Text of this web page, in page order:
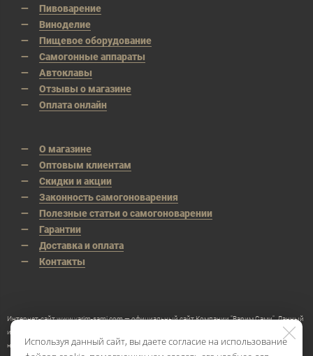
Пивоварение
Виноделие
Пищевое оборудование
Самогонные аппараты
Автоклавы
Отзывы о магазине
Оплата онлайн
О магазине
Оптовым клиентам
Скидки и акции
Законность самогоноварения
Полезные статьи о самогоноварении
Гарантии
Доставка и оплата
Контакты
Интернет-сайт www.varim-sami.com — официальный сайт Компании "Варим Сами". Данный
интернет-сайт носит исключительно информационный характер и ни при каких условиях
не является публичной офертой, определяемой положениями Статьи 437 Гражданского
Используя данный сайт, вы даете согласие на использование